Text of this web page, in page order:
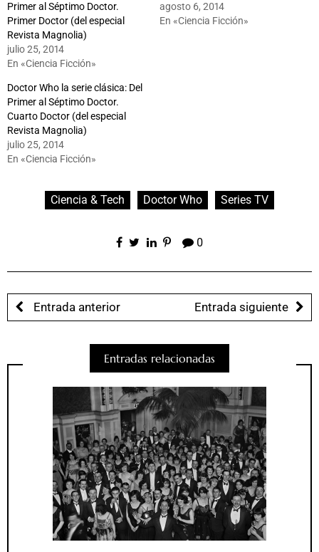
Primer al Séptimo Doctor.
Primer Doctor (del especial
Revista Magnolia)
julio 25, 2014
En «Ciencia Ficción»
agosto 6, 2014
En «Ciencia Ficción»
Doctor Who la serie clásica: Del
Primer al Séptimo Doctor.
Cuarto Doctor (del especial
Revista Magnolia)
julio 25, 2014
En «Ciencia Ficción»
Ciencia & Tech Doctor Who Series TV
0
Entrada anterior Entrada siguiente
Entradas relacionadas